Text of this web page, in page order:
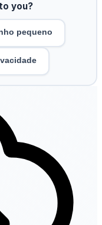
you?
pequeno